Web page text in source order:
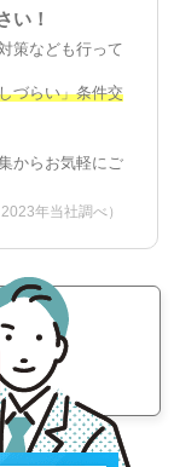
い！
策なども行って
づらい」条件交
からお気軽にご
年当社調べ）